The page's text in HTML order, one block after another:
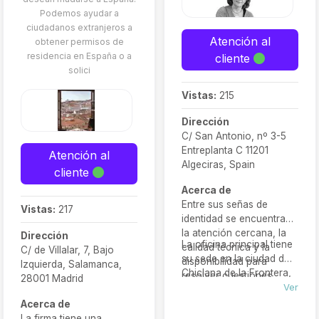
autónomos, y ofrecen
asistencia jurídica en
procesos como la
Golden Visa, el arraigo
social, familiar o laboral.
Podemos ayudar a
ciudadanos extranjeros a
obtener permisos de
residencia en España o a
solici
Atención al
cliente
Vistas: 217
Dirección
C/ de Villalar, 7, Bajo
Izquierda, Salamanca,
28001 Madrid
Acerca de
Atención al
cliente
Vistas: 215
Dirección
C/ San Antonio, nº 3-5
Entreplanta C 11201
Algeciras, Spain
Acerca de
Entre sus señas de
identidad se encuentran
la atención cercana, la
calidad técnica y la
disponibilidad para
resolver cuestiones
legales de forma eficaz.
La oficina principal tiene
su sede en la ciudad de
Chiclana de la Frontera,
Ver